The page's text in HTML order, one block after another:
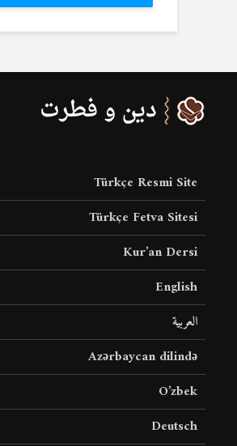
Türkçe Resmi Site
Türkçe Fetva Sitesi
Kur’an Dersi
English
العربية
Azərbaycan dilində
O’zbek
Deutsch